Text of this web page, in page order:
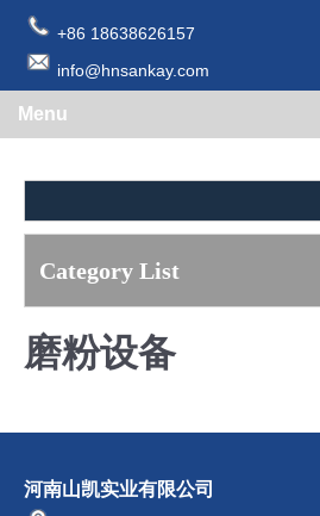
+86 18638626157
info@hnsankay.com
Menu
Category List
磨粉设备
河南山凯实业有限公司